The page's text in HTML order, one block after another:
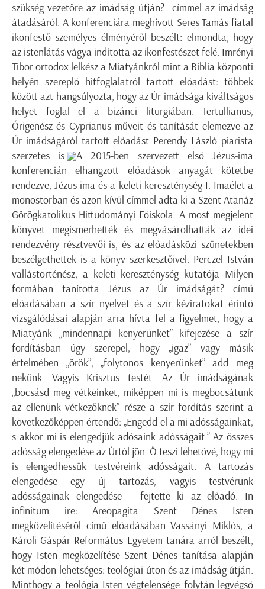
szükség vezetőre az imádság útján? címmel az imádság
átadásáról. A konferenciára meghívott Seres Tamás fiatal
ikonfestő személyes élményéről beszélt: elmondta, hogy
az istenlátás vágya indította az ikonfestészet felé. Imrényi
Tibor ortodox lelkész a Miatyánkról mint a Biblia központi
helyén szereplő hitfoglalatról tartott előadást: többek
között azt hangsúlyozta, hogy az Úr imádsága kiváltságos
helyet foglal el a bizánci liturgiában. Tertullianus,
Órigenész és Cyprianus műveit és tanítását elemezve az
Úr imádságáról tartott előadást Perendy László piarista
szerzetes is.
A 2015-ben szervezett első Jézus-ima
konferencián elhangzott előadások anyagát kötetbe
rendezve, Jézus-ima és a keleti kereszténység I. Imaélet a
monostorban és azon kívül címmel adta ki a Szent Atanáz
Görögkatolikus Hittudományi Főiskola. A most megjelent
könyvet megismerhették és megvásárolhatták az idei
rendezvény résztvevői is, és az előadásközi szünetekben
beszélgethettek is a könyv szerkesztőivel. Perczel István
vallástörténész, a keleti kereszténység kutatója Milyen
formában tanította Jézus az Úr imádságát? című
előadásában a szír nyelvet és a szír kéziratokat érintő
vizsgálódásai alapján arra hívta fel a figyelmet, hogy a
Miatyánk „mindennapi kenyerünket” kifejezése a szír
fordításban úgy szerepel, hogy „igaz” vagy másik
értelmében „örök”, „folytonos kenyerünket” add meg
nekünk. Vagyis Krisztus testét. Az Úr imádságának
„bocsásd meg vétkeinket, miképpen mi is megbocsátunk
az ellenünk vétkezőknek” része a szír fordítás szerint a
következőképpen értendő: „Engedd el a mi adósságainkat,
s akkor mi is elengedjük adósaink adósságait.” Az összes
adósság elengedése az Úrtól jön. Ő teszi lehetővé, hogy mi
is elengedhessük testvéreink adósságait. A tartozás
elengedése egy új tartozás, vagyis testvérünk
adósságainak elengedése – fejtette ki az előadó. In
infinitum ire: Areopagita Szent Dénes Isten
megközelítéséről című előadásában Vassányi Miklós, a
Károli Gáspár Református Egyetem tanára arról beszélt,
hogy Isten megközelítése Szent Dénes tanítása alapján
két módon lehetséges: teológiai úton és az imádság útján.
Minthogy a teológia Isten végtelensége folytán legvégső